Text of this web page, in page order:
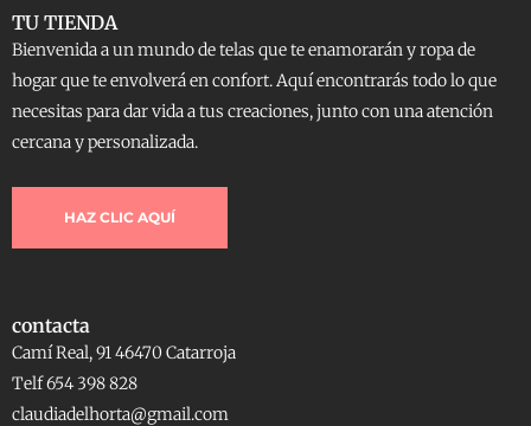
TU TIENDA
Bienvenida a un mundo de telas que te enamorarán y ropa de
hogar que te envolverá en confort. Aquí encontrarás todo lo que
necesitas para dar vida a tus creaciones, junto con una atención
cercana y personalizada.
HAZ CLIC AQUÍ
contacta
Camí Real, 91 46470 Catarroja
Telf 654 398 828
claudiadelhorta@gmail.com